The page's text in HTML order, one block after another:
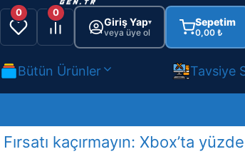
0 0
Giriş Yap▾
veya üye ol
Sepetim
0,00 ₺
Bütün Ürünler Tavsiye
Fırsatı kaçırmayın: Xbox’ta